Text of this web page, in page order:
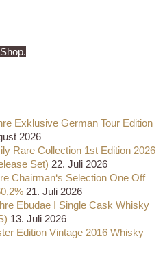
Exklusive German Tour Edition
2026
Rare Collection 1st Edition 2026
Set) 22. Juli 2026
Chairman‘s Selection One Off
21. Juli 2026
Ebudae I Single Cask Whisky
13. Juli 2026
Edition Vintage 2016 Whisky